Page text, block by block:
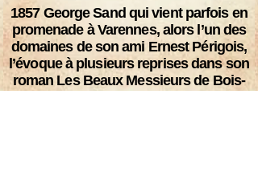
1857George Sand qui vient parfois en
promenade à Varennes, alors l’un des
domaines de son ami Ernest Périgois,
l’évoque à plusieurs reprises dans son
roman Les Beaux Messieurs de Bois-